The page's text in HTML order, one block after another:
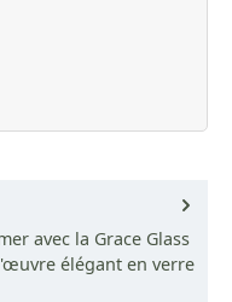
avec la Grace Glass
élégant en verre